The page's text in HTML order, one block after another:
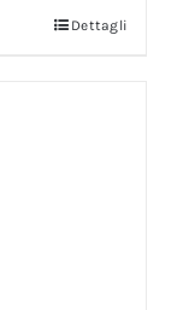
Dettagli